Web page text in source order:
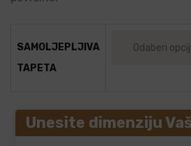
SAMOLJEPLJIVA
TAPETA
Unesite dimenziju